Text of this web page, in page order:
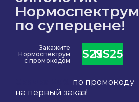
Закажите
Нормоспектрум
с промокодом
Нормоспектрум
по суперцене!
по промокоду
на первый заказ!
NS25NS25